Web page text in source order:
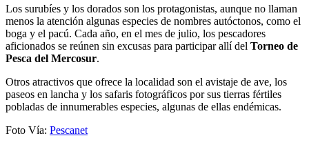
Los surubíes y los dorados son los protagonistas, aunque no llaman
menos la atención algunas especies de nombres autóctonos, como el
boga y el pacú. Cada año, en el mes de julio, los pescadores
aficionados se reúnen sin excusas para participar allí del Torneo de
Pesca del Mercosur.
Otros atractivos que ofrece la localidad son el avistaje de ave, los
paseos en lancha y los safaris fotográficos por sus tierras fértiles
pobladas de innumerables especies, algunas de ellas endémicas.
Foto Vía: Pescanet